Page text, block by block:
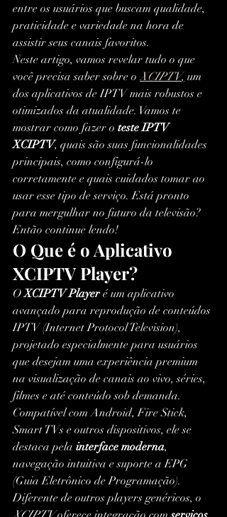
entre os usuários que buscam qualidade,
praticidade e variedade na hora de
assistir seus canais favoritos.
Neste artigo, vamos revelar tudo o que
você precisa saber sobre o XCIPTV, um
dos aplicativos de IPTV mais robustos e
otimizados da atualidade. Vamos te
mostrar como fazer o teste IPTV
XCIPTV, quais são suas funcionalidades
principais, como configurá-lo
corretamente e quais cuidados tomar ao
usar esse tipo de serviço. Está pronto
para mergulhar no futuro da televisão?
Então continue lendo!
O Que é o Aplicativo
XCIPTV Player?
O XCIPTV Player é um aplicativo
avançado para reprodução de conteúdos
IPTV (Internet Protocol Television),
projetado especialmente para usuários
que desejam uma experiência premium
na visualização de canais ao vivo, séries,
filmes e até conteúdo sob demanda.
Compatível com Android, Fire Stick,
Smart TVs e outros dispositivos, ele se
destaca pela interface moderna,
navegação intuitiva e suporte a EPG
(Guia Eletrônico de Programação).
Diferente de outros players genéricos, o